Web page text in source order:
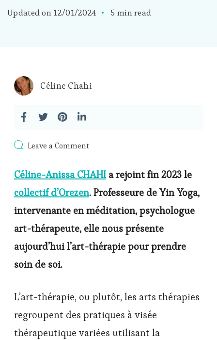
Updated on 12/01/2024 5 min read
Céline Chahi
Leave a Commenton
que
thérapie
Céline-Anissa CHAHI a rejoint fin 2023 le
collectif d’Orezen. Professeure de Yin Yoga,
intervenante en méditation, psychologue
art-thérapeute, elle nous présente
aujourd’hui l’art-thérapie pour prendre
soin de soi.
L’art-thérapie, ou plutôt, les arts thérapies
regroupent des pratiques à visée
thérapeutique variées utilisant la